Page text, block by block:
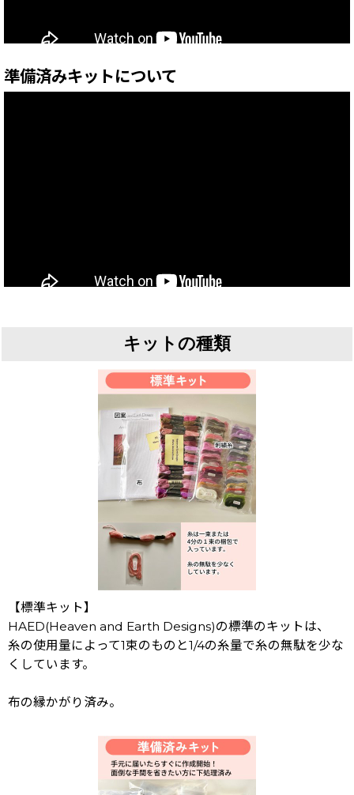
準備済みキットについて
キットの種類
【標準キット】
HAED(Heaven and Earth Designs)の標準のキットは、
糸の使用量によって1束のものと1/4の糸量で糸の無駄を少な
くしています。
布の縁かがり済み。